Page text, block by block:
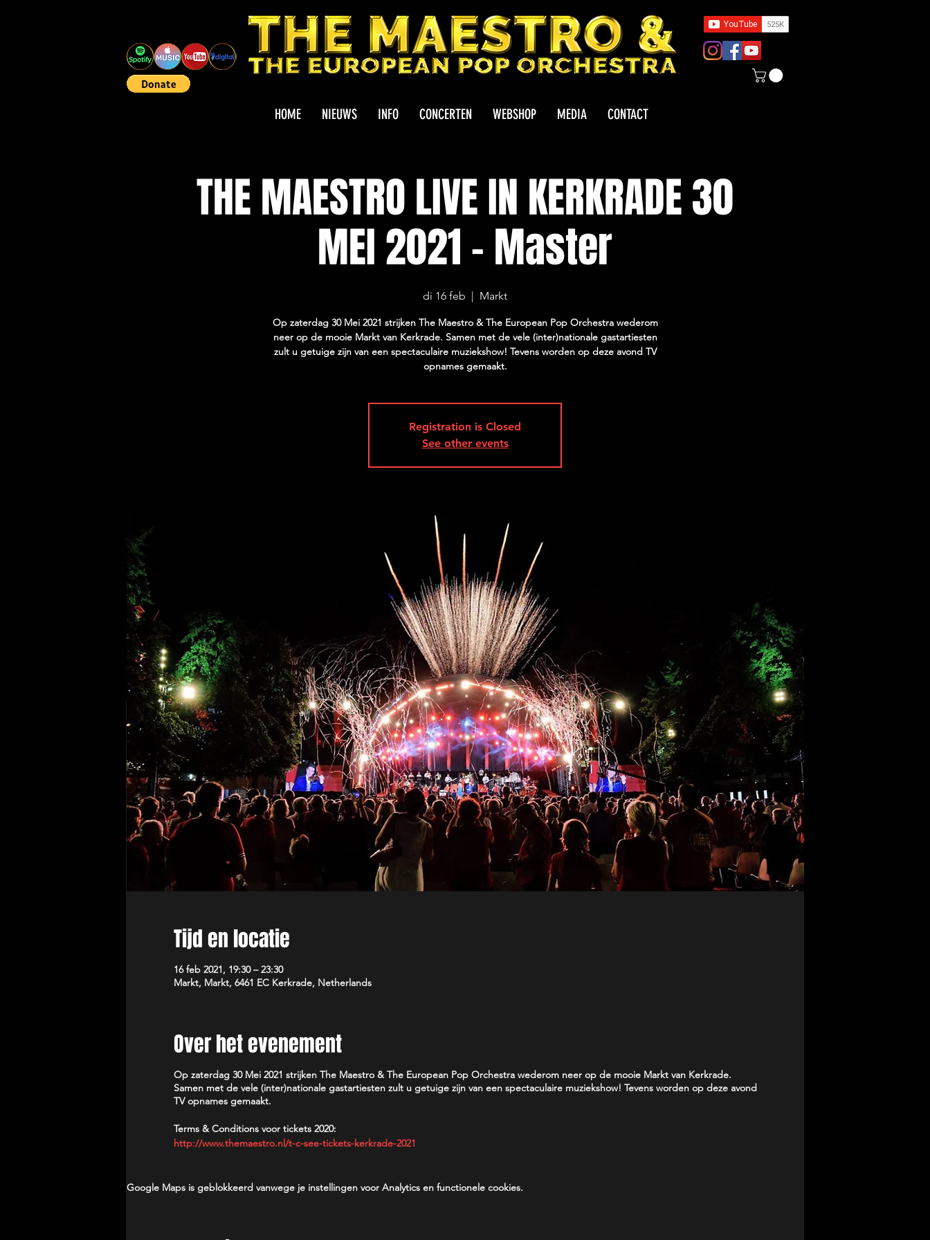
HOME NIEUWS INFO CONCERTEN WEBSHOP MEDIA CONTACT
THE MAESTRO LIVE IN KERKRADE 30
MEI 2021 - Master
di 16 feb
  |
Markt
Op zaterdag 30 Mei 2021 strijken The Maestro & The European Pop Orchestra wederom
neer op de mooie Markt van Kerkrade. Samen met de vele (inter)nationale gastartiesten
zult u getuige zijn van een spectaculaire muziekshow! Tevens worden op deze avond TV
opnames gemaakt.
Registration is Closed
See other events
Tijd en locatie
16 feb 2021, 19:30 – 23:30
Markt, Markt, 6461 EC Kerkrade, Netherlands
Over het evenement
Op zaterdag 30 Mei 2021 strijken The Maestro & The European Pop Orchestra wederom neer op de mooie Markt van Kerkrade.
Samen met de vele (inter)nationale gastartiesten zult u getuige zijn van een spectaculaire muziekshow! Tevens worden op deze avond
TV opnames gemaakt.
Terms & Conditions voor tickets 2020:
http://www.themaestro.nl/t-c-see-tickets-kerkrade-2021
Google Maps is geblokkeerd vanwege je instellingen voor Analytics en functionele cookies.